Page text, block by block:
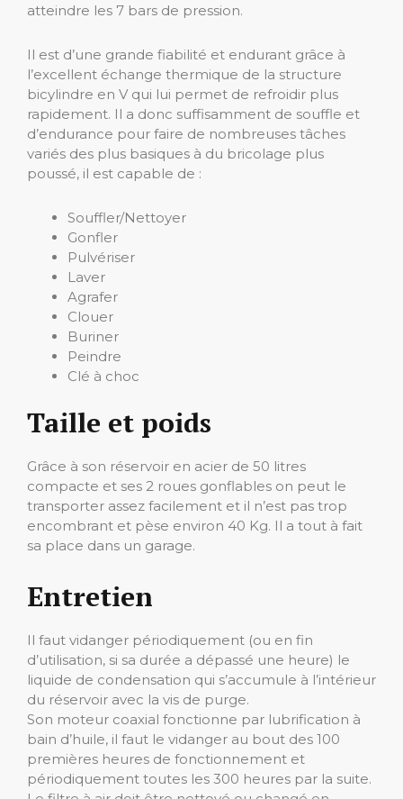
atteindre les 7 bars de pression.
Il est d’une grande fiabilité et endurant grâce à
l’excellent échange thermique de la structure
bicylindre en V qui lui permet de refroidir plus
rapidement. Il a donc suffisamment de souffle et
d’endurance pour faire de nombreuses tâches
variés des plus basiques à du bricolage plus
poussé, il est capable de :
Souffler/Nettoyer
Gonfler
Pulvériser
Laver
Agrafer
Clouer
Buriner
Peindre
Clé à choc
Taille et poids
Grâce à son réservoir en acier de 50 litres
compacte et ses 2 roues gonflables on peut le
transporter assez facilement et il n’est pas trop
encombrant et pèse environ 40 Kg. Il a tout à fait
sa place dans un garage.
Entretien
Il faut vidanger périodiquement (ou en fin
d’utilisation, si sa durée a dépassé une heure) le
liquide de condensation qui s’accumule à l’intérieur
du réservoir avec la vis de purge.
Son moteur coaxial fonctionne par lubrification à
bain d’huile, il faut le vidanger au bout des 100
premières heures de fonctionnement et
périodiquement toutes les 300 heures par la suite.